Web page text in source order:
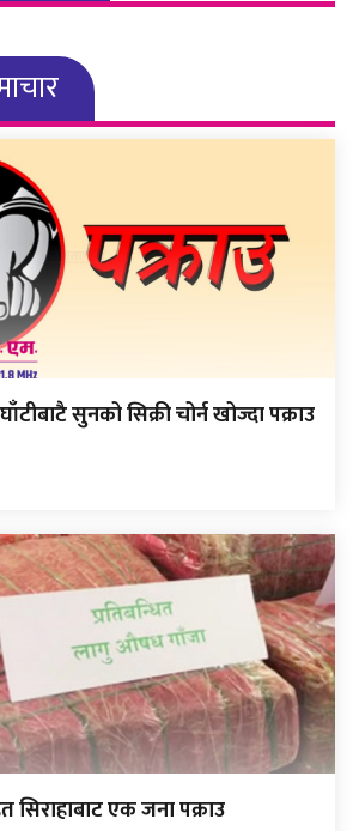
सुनको सिक्री चोर्न खोज्दा पक्राउ
सिराहाबाट एक जना पक्राउ